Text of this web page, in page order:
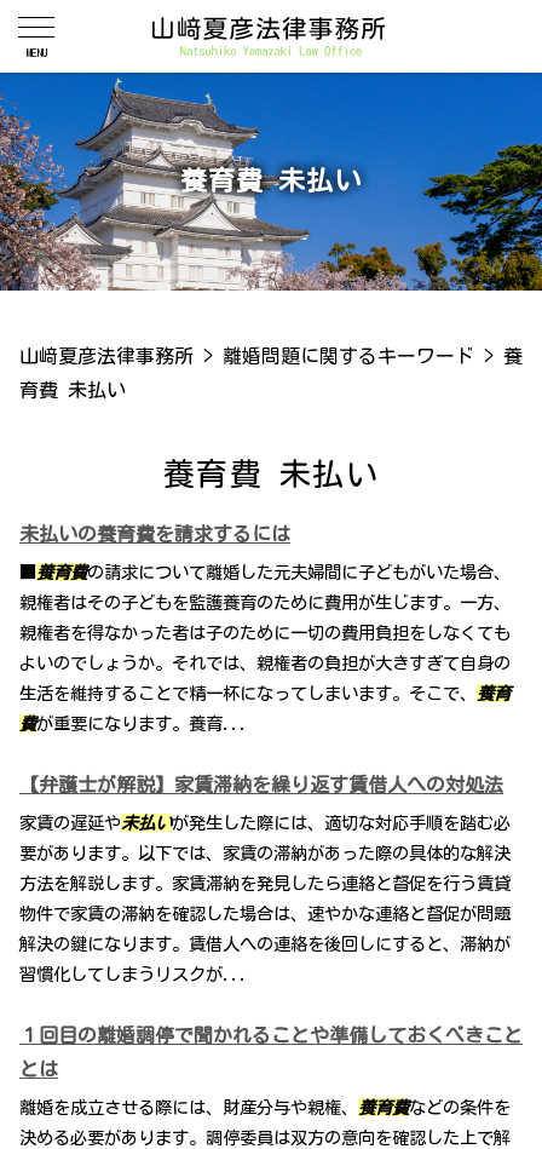
養育費 未払い
山﨑夏彦法律事務所 > 離婚問題に関するキーワード > 養
育費 未払い
養育費 未払い
未払いの養育費を請求するには
養育費の請求について離婚した元夫婦間に子どもがいた場合、
親権者はその子どもを監護養育のために費用が生じます。一方、
親権者を得なかった者は子のために一切の費用負担をしなくても
よいのでしょうか。それでは、親権者の負担が大きすぎて自身の
生活を維持することで精一杯になってしまいます。そこで、 養育
費が重要になります。養育...
【弁護士が解説】家賃滞納を繰り返す賃借人への対処法
家賃の遅延や未払いが発生した際には、適切な対応手順を踏む必
要があります。以下では、家賃の滞納があった際の具体的な解決
方法を解説します。家賃滞納を発見したら連絡と督促を行う賃貸
物件で家賃の滞納を確認した場合は、速やかな連絡と督促が問題
解決の鍵になります。賃借人への連絡を後回しにすると、滞納が
習慣化してしまうリスクが...
１回目の離婚調停で聞かれることや準備しておくべきこと
とは
離婚を成立させる際には、財産分与や親権、 養育費などの条件を
決める必要があります。調停委員は双方の意向を確認した上で解